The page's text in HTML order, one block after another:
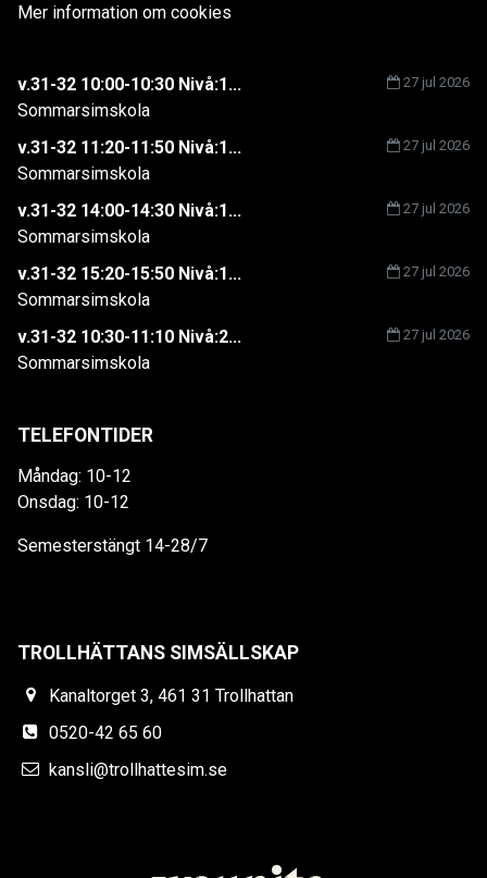
Mer information om cookies
v.31-32 10:00-10:30 Nivå:1... 27 jul 2026
Sommarsimskola
v.31-32 11:20-11:50 Nivå:1...
27 jul 2026
Sommarsimskola
v.31-32 14:00-14:30 Nivå:1...
27 jul 2026
Sommarsimskola
v.31-32 15:20-15:50 Nivå:1...
27 jul 2026
Sommarsimskola
v.31-32 10:30-11:10 Nivå:2...
27 jul 2026
Sommarsimskola
TELEFONTIDER
Måndag: 10-12
Onsdag: 10-12
Semesterstängt 14-28/7
TROLLHÄTTANS SIMSÄLLSKAP
Kanaltorget 3, 461 31 Trollhattan
0520-42 65 60
kansli@trollhattesim.se